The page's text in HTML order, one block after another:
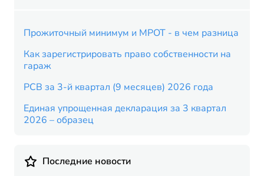
Прожиточный минимум и МРОТ - в чем разница
Как зарегистрировать право собственности на
гараж
РСВ за 3-й квартал (9 месяцев) 2026 года
Единая упрощенная декларация за 3 квартал
2026 – образец
Последние новости